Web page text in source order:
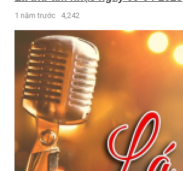
1 năm trước 4,242